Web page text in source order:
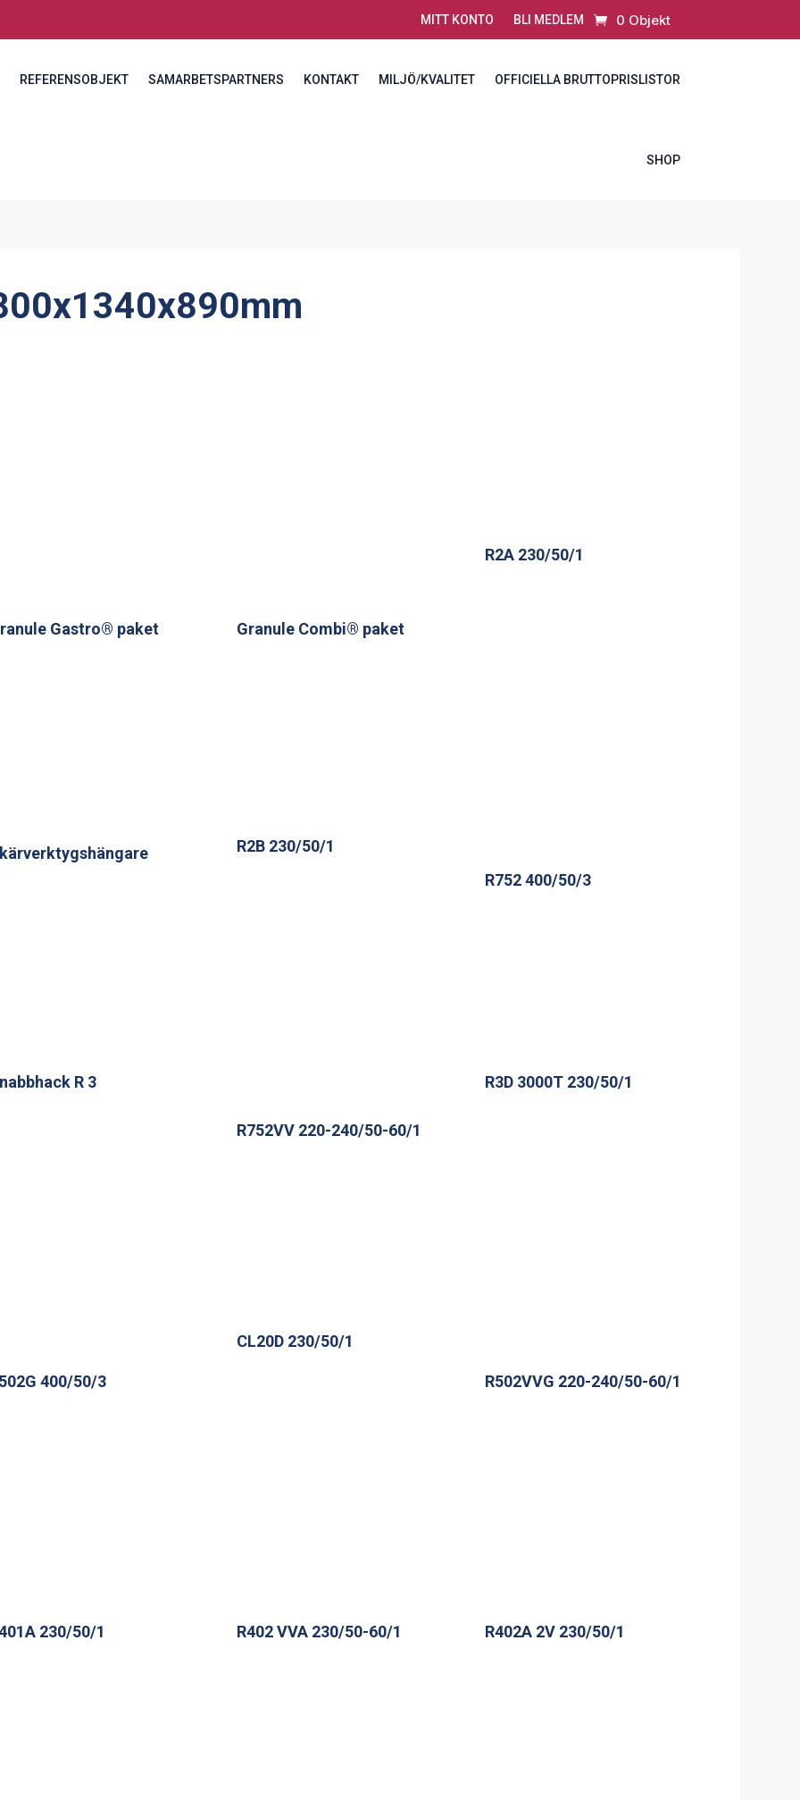
MITT KONTO BLI MEDLEM 0 Objekt
REFERENSOBJEKT SAMARBETSPARTNERS KONTAKT MILJÖ/KVALITET OFFICIELLA BRUTTOPRISLISTOR
SHOP
Gastro® paket Granule Combi® paket
R2A 230/50/1
R2B 230/50/1
R752 400/50/3
R 3
R752VV 220-240/50-60/1
R3D 3000T 230/50/1
400/50/3
CL20D 230/50/1
R502VVG 220-240/50-60/1
230/50/1 R402 VVA 230/50-60/1 R402A 2V 230/50/1